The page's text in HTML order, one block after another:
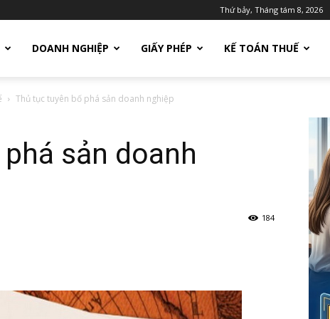
Thứ bảy, Tháng tám 8, 2026
DOANH NGHIỆP GIẤY PHÉP KẾ TOÁN THUẾ
Thủ tục tuyên bố phá sản doanh nghiệp
sản doanh
184